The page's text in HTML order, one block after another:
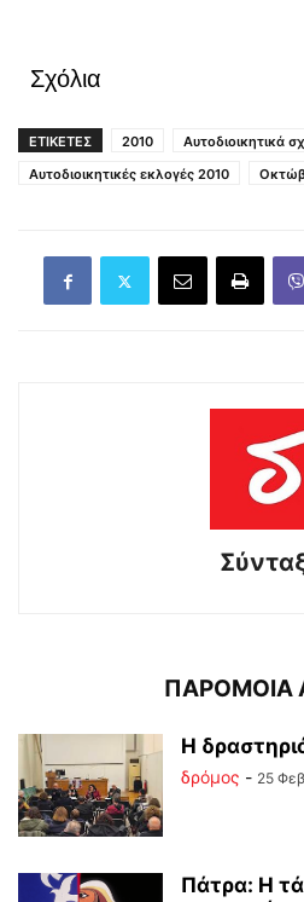
Σχόλια
ΕΤΙΚΕΤΕΣ 2010
Αυτοδιοικητικά
Αυτοδιοικητικές εκλογές 2010
ΠΑΡΟΜΟΙΑ
Η
δρόμος - 25
Πάτρα: Η